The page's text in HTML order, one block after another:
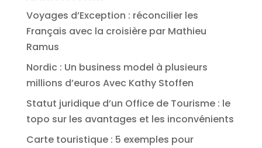
Voyages d’Exception : réconcilier les
Français avec la croisière par Mathieu
Ramus
Nordic : Un business model à plusieurs
millions d’euros Avec Kathy Stoffen
Statut juridique d’un Office de Tourisme : le
topo sur les avantages et les inconvénients
Carte touristique : 5 exemples pour